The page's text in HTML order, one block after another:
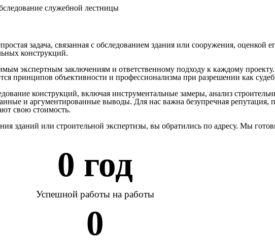
служебной лестницы
задача, связанная с обследованием здания или сооружения, оценкой
конструкций.
экспертным заключениям и ответственному подходу к каждому
принципов объективности и профессионализма при разрешении как
конструкций, включая инструментальные замеры, анализ
и аргументированные выводы. Для нас важна безупречная
свою стоимость.
зданий или строительной экспертизы, вы обратились по адресу. Мы
0 год
Успешной работы на работы
0